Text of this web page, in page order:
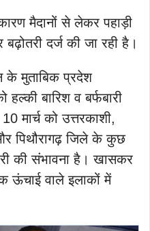
मैदानों से लेकर पहाड़ी
दर्ज की जा रही है।
के मुताबिक प्रदेश
हल्की बारिश व बर्फबारी
मार्च को उत्तरकाशी,
पिथौरागढ़ जिले के कुछ
की संभावना है। खासकर
ऊंचाई वाले इलाकों में